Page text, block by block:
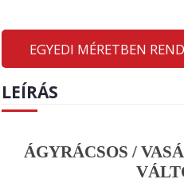
EGYEDI MÉRETBEN
LEÍRÁS
ÁGYRÁCSOS /